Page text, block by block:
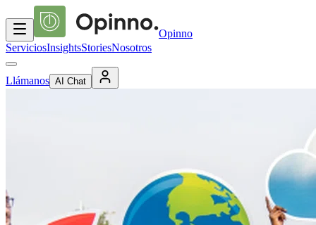
Opinno
ServiciosInsightsStoriesNosotros
Llámanos AI Chat